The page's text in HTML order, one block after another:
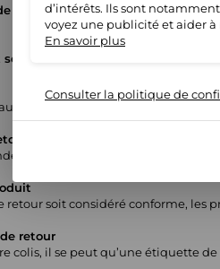
retours
sera préparé et expédié par un
colis retourné aux adresses
de retour sont acceptées dans
retour soit considéré conforme, les
retour
colis, il se peut qu’une étiquette
d’intérêts. Ils sont
voyez une publicité et aider
En savoir plus
Consulter la politique de